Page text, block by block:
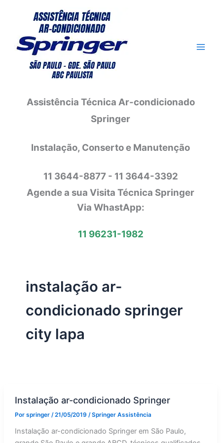
conteúdo
Assistência Técnica Ar-condicionado
Springer
Instalação, Conserto e Manutenção
11 3644-8877 - 11 3644-3392
Agende a sua Visita Técnica Springer
Via WhastApp:
11 96231-1982
instalação ar-
condicionado springer
city lapa
Instalação ar-condicionado Springer
Por springer /21/05/2019 /Springer Assistência
Instalação ar-condicionado Springer em São Paulo,